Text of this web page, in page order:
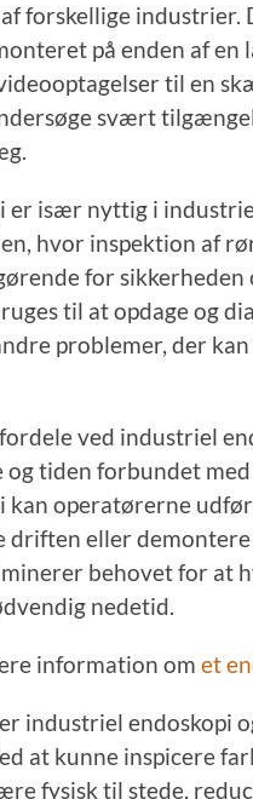
forskellige
på enden af en
til en
svært
er især nyttig i
hvor inspektion af
for
til at opdage og
problemer, der
ved industriel
tiden forbundet
kan operatørerne
driften eller
behovet for at
nedetid.
information om et
industriel endoskopi
at kunne inspicere
fysisk til stede,